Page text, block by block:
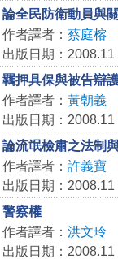
論全民防衛動員與
作者譯者： 蔡庭榕
出版日期：2008.11
羈押具保與被告辯
作者譯者： 黃朝義
出版日期：2008.11
論流氓檢肅之法制
作者譯者： 許義寶
出版日期：2008.11
警察權
作者譯者： 洪文玲
出版日期：2008.11